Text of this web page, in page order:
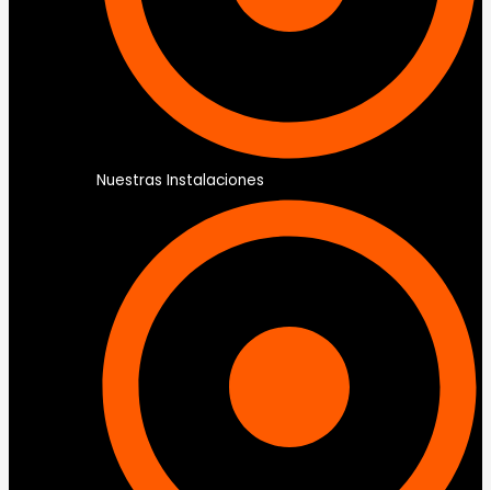
Nuestras Instalaciones